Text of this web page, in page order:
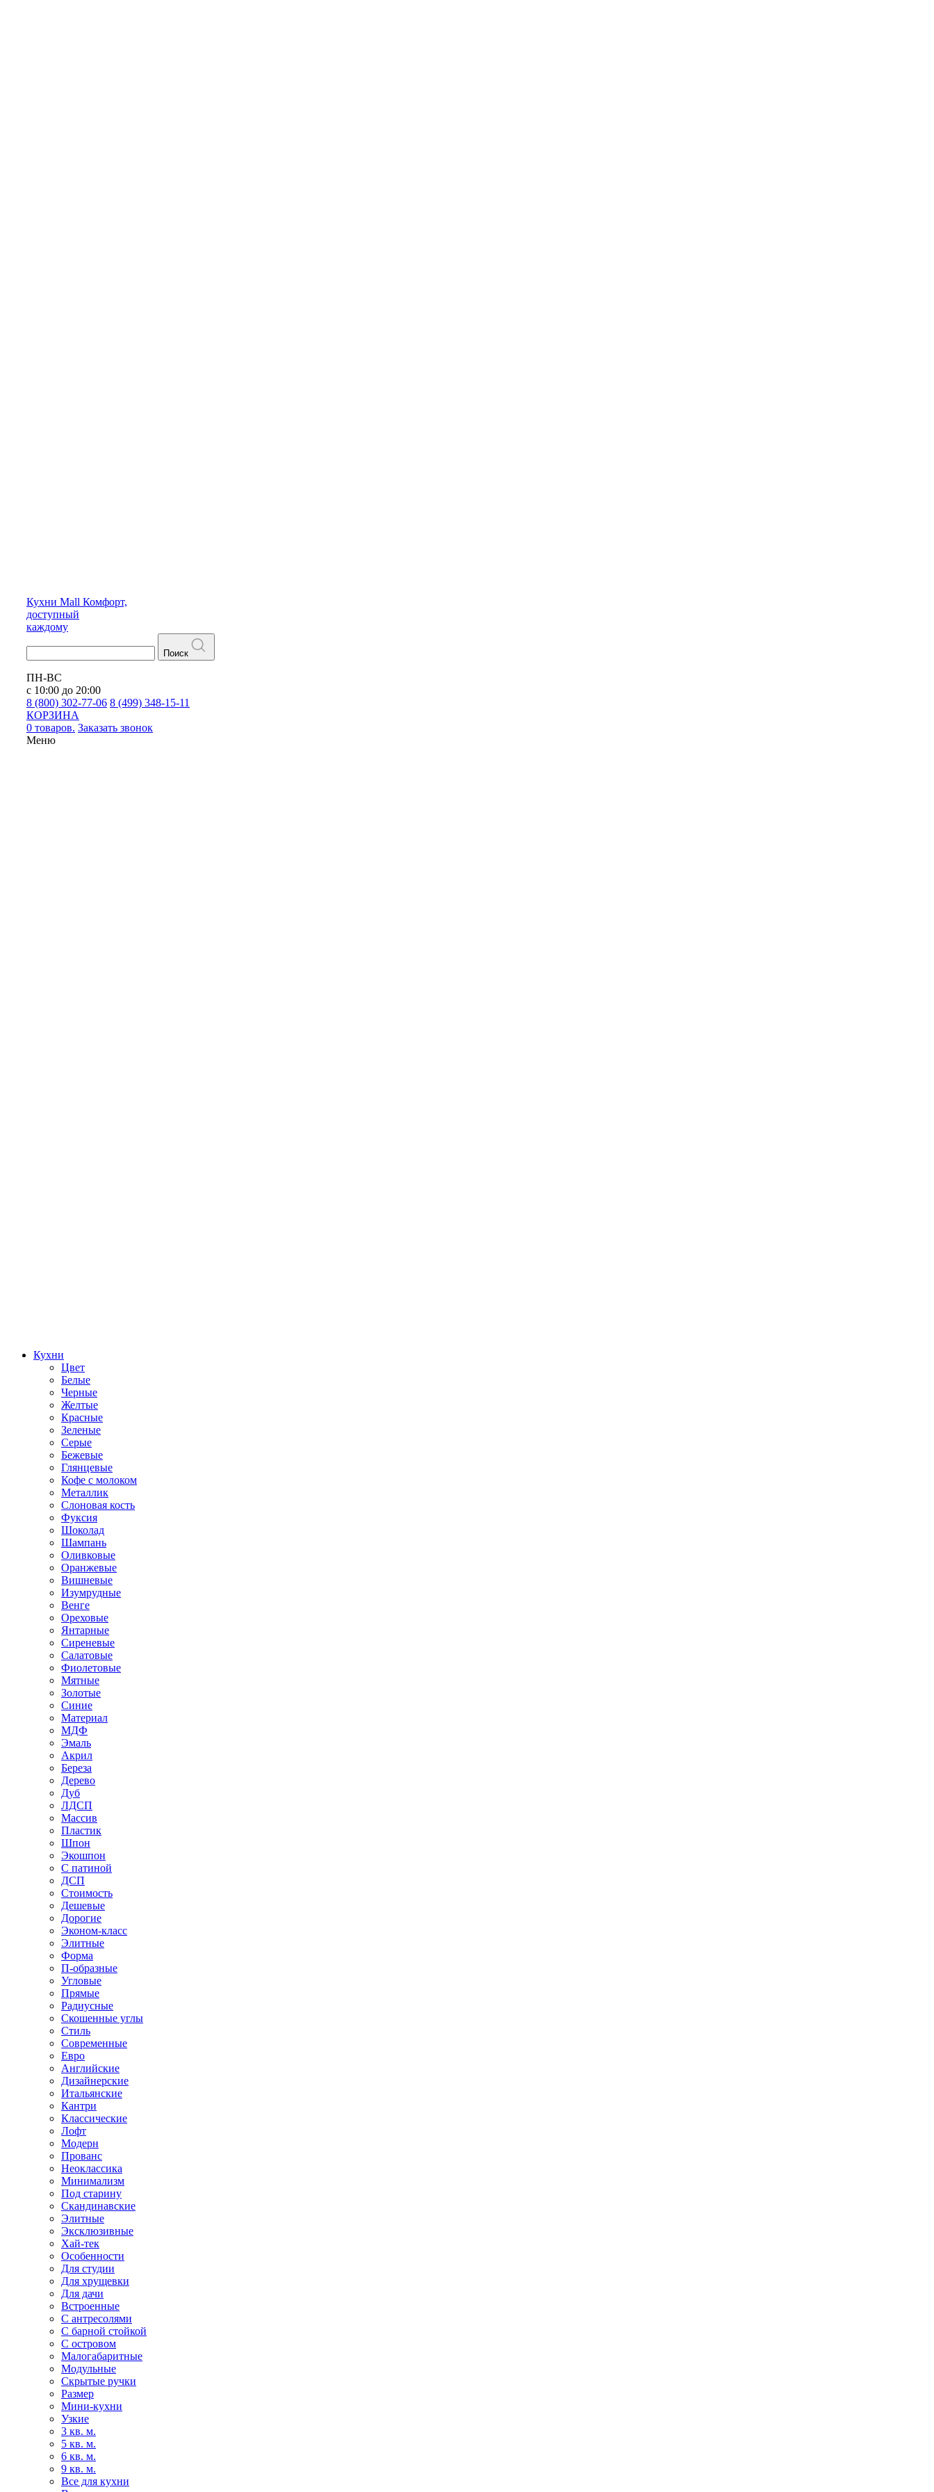
Кухни Mall Комфорт,
доступный
каждому
Поиск
ПН-ВС
с 10:00 до 20:00
8 (800) 302-77-06 8 (499) 348-15-11
КОРЗИНА
0 товаров. Заказать звонок
Меню
Кухни
Цвет
Белые
Черные
Желтые
Красные
Зеленые
Серые
Бежевые
Глянцевые
Кофе с молоком
Металлик
Слоновая кость
Фуксия
Шоколад
Шампань
Оливковые
Оранжевые
Вишневые
Изумрудные
Венге
Ореховые
Янтарные
Сиреневые
Салатовые
Фиолетовые
Мятные
Золотые
Синие
Материал
МДФ
Эмаль
Акрил
Береза
Дерево
Дуб
ЛДСП
Массив
Пластик
Шпон
Экошпон
С патиной
ДСП
Стоимость
Дешевые
Дорогие
Эконом-класс
Элитные
Форма
П-образные
Угловые
Прямые
Радиусные
Скошенные углы
Стиль
Современные
Евро
Английские
Дизайнерские
Итальянские
Кантри
Классические
Лофт
Модерн
Прованс
Неоклассика
Минимализм
Под старину
Скандинавские
Элитные
Эксклюзивные
Хай-тек
Особенности
Для студии
Для хрущевки
Для дачи
Встроенные
С антресолями
С барной стойкой
С островом
Малогабаритные
Модульные
Скрытые ручки
Размер
Мини-кухни
Узкие
3 кв. м.
5 кв. м.
6 кв. м.
9 кв. м.
Все для кухни